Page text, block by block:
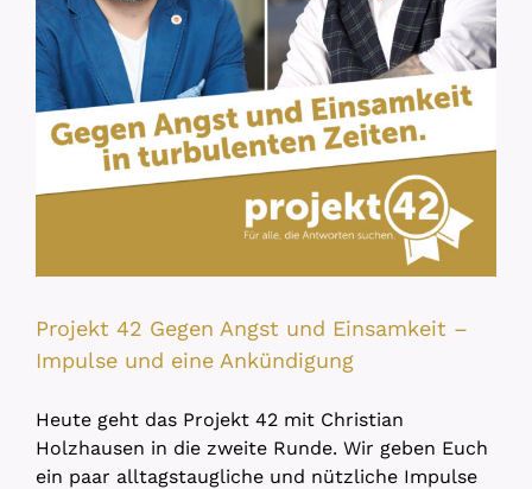
Projekt 42 Gegen Angst und Einsamkeit –
Impulse und eine Ankündigung
Heute geht das Projekt 42 mit Christian
Holzhausen in die zweite Runde. Wir geben Euch
ein paar alltagstaugliche und nützliche Impulse